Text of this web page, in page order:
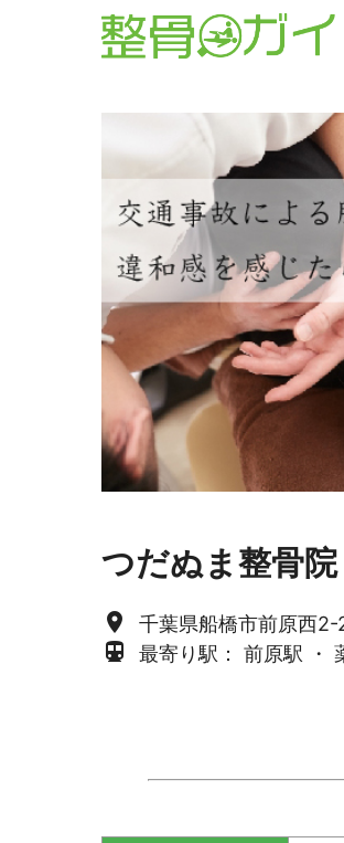
つだぬま整骨院
place 千葉県船橋市前原西
directions_subway 最寄り駅： 前原駅 ・